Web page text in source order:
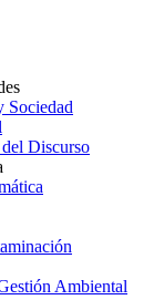
Sociedad
Discurso
Ambiental